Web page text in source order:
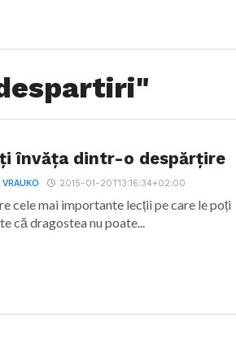
învăța dintr-o despărțire
2015-01-20T13:16:34+02:00
cele mai importante lecții pe care le poți
că dragostea nu poate...